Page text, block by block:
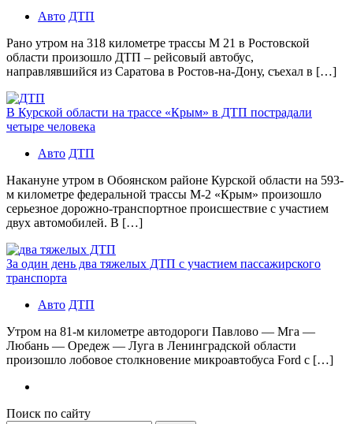
Авто ДТП
Рано утром на 318 километре трассы М 21 в Ростовской
области произошло ДТП – рейсовый автобус,
направлявшийся из Саратова в Ростов-на-Дону, съехал в […]
В Курской области на трассе «Крым» в ДТП пострадали
четыре человека
Авто ДТП
Накануне утром в Обоянском районе Курской области на 593-
м километре федеральной трассы М-2 «Крым» произошло
серьезное дорожно-транспортное происшествие с участием
двух автомобилей. В […]
За один день два тяжелых ДТП с участием пассажирского
транспорта
Авто ДТП
Утром на 81-м километре автодороги Павлово — Мга —
Любань — Оредеж — Луга в Ленинградской области
произошло лобовое столкновение микроавтобуса Ford с […]
Поиск по сайту